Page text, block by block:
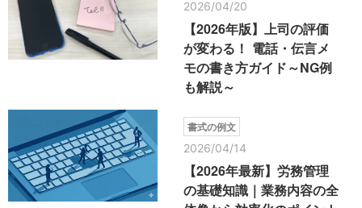
2026/04/20
【2026年版】上司の評価
が変わる！ 電話・伝言メ
モの書き方ガイド～NG例
も解説～
書式の例文
2026/04/14
【2026年最新】労務管理
の基礎知識｜業務内容の全